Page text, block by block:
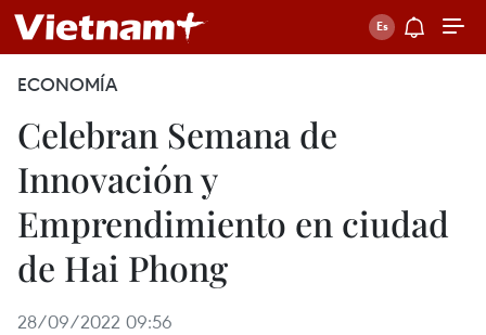
ECONOMÍA
Celebran Semana de
Innovación y
Emprendimiento en ciudad
de Hai Phong
28/09/2022 09:56